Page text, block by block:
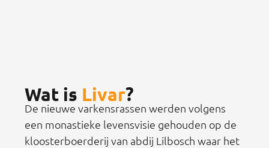
Wat is Livar?
De nieuwe varkensrassen werden volgens
een monastieke levensvisie gehouden op de
kloosterboerderij van abdij Lilbosch waar het